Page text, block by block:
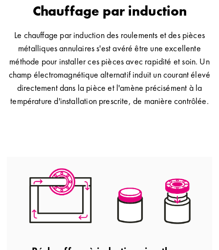
Chauffage par induction
Le chauffage par induction des roulements et des pièces
métalliques annulaires s'est avéré être une excellente
méthode pour installer ces pièces avec rapidité et soin. Un
champ électromagnétique alternatif induit un courant élevé
directement dans la pièce et l'amène précisément à la
température d'installation prescrite, de manière contrôlée.